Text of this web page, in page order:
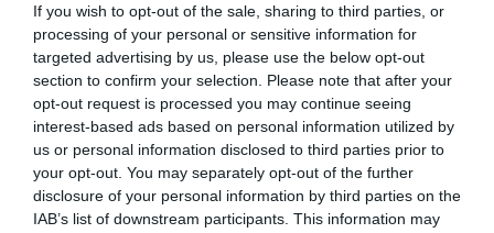
If you wish to opt-out of the sale, sharing to third parties, or
processing of your personal or sensitive information for
targeted advertising by us, please use the below opt-out
section to confirm your selection. Please note that after your
opt-out request is processed you may continue seeing
interest-based ads based on personal information utilized by
us or personal information disclosed to third parties prior to
your opt-out. You may separately opt-out of the further
disclosure of your personal information by third parties on the
IAB’s list of downstream participants. This information may
¡Suscríbete! Inicia sesión
Imprimir